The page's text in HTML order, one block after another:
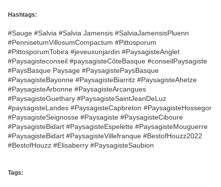
Hashtags:
#Sauge #Salvia #Salvia Jamensis #SalviaJamensisPluenn
#PennisetumVillosumCompactum #Pittosporum
#PittosporumTobira #jeveuxunjardin #PaysagisteAnglet
#Paysagisteconseil #paysagisteCôteBasque #conseilPaysagiste
#PaysBasque Paysage #PaysagistePaysBasque
#PaysagisteBayonne #PaysagisteBiarritz #PaysagisteAhetze
#PaysagisteArbonne #PaysagisteArcangues
#PaysagisteGuethary #PaysagisteSaintJeanDeLuz
#paysagisteLandes #PaysagisteCapbreton #PaysagisteHossegor
#PaysagisteSeignosse #Paysagiste #PaysagisteCiboure
#PaysagisteBidart #PaysagisteEspelette #PaysagisteMouguerre
#PaysagisteBidart #PaysagisteVillefranque #BestofHouzz2022
#BestofHouzz #Elisaberry #PaysagisteSaubion
Tags: